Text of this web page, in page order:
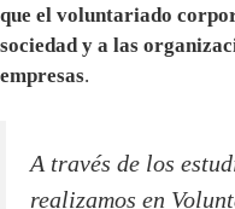
que el voluntariado
sociedad y a las
empresas.
A través de los
realizamos en